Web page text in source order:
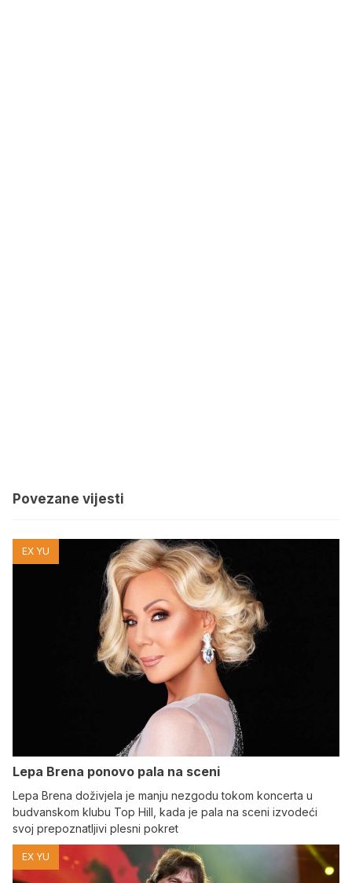
Povezane vijesti
EX YU
Lepa Brena ponovo pala na sceni
Lepa Brena doživjela je manju nezgodu tokom koncerta u
budvanskom klubu Top Hill, kada je pala na sceni izvodeći
svoj prepoznatljivi plesni pokret
EX YU